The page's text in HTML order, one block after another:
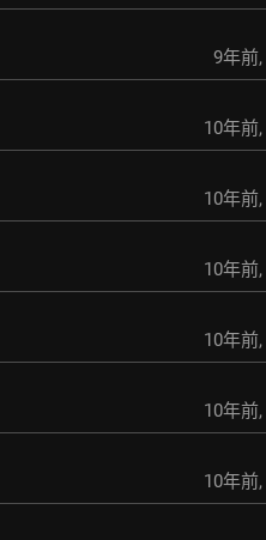
9年前,
10年前,
10年前,
10年前,
10年前,
10年前,
10年前,